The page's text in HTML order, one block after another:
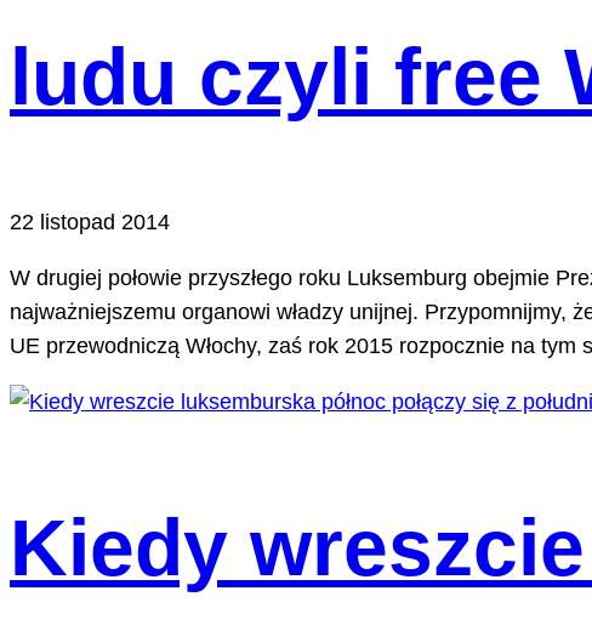
ludu czyli free
22 listopad 2014
W drugiej połowie przyszłego roku Luksemburg obejmie
najważniejszemu organowi władzy unijnej. Przypomnijmy,
UE przewodniczą Włochy, zaś rok 2015 rozpocznie na tym
Kiedy